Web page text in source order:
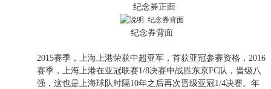
纪念券正面
纪念券背面
2015赛季，上海上港荣获中超亚军，首获亚冠参赛资格，2016
赛季，上海上港在亚冠联赛1/8决赛中战胜东京FC队，晋级八
强，这也是上海球队时隔10年之后再次晋级亚冠1/4决赛。年